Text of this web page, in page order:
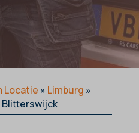
Locatie » Limburg »
Blitterswijck